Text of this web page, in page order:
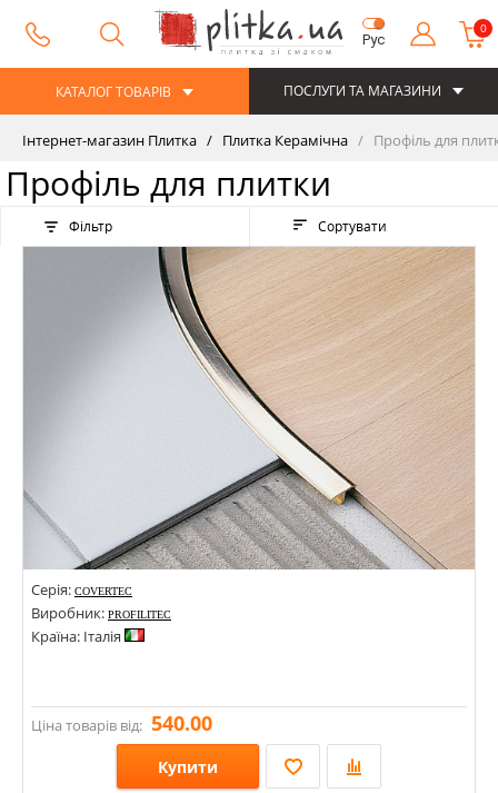
Рус
0
КАТАЛОГ ТОВАРІВ ПОСЛУГИ ТА МАГАЗИНИ
Інтернет-магазин Плитка Плитка Керамічна Профіль для
Профіль для плитки
Фільтр Сортувати
Серія: COVERTEC
Виробник: PROFILITEC
Країна: Італія
Ціна товарів від: 540.00
Купити